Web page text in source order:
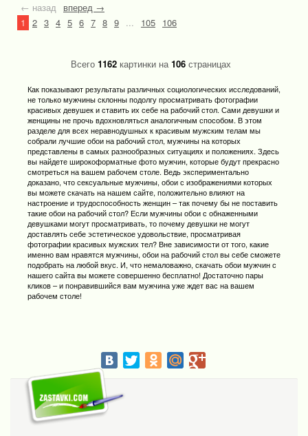
← назад вперед →
1
2 3 4 5 6 7 8 9 ... 105 106
Всего 1162картинки на106страницах
Как показывают результаты различных социологических исследований,
не только мужчины склонны подолгу просматривать фотографии
красивых девушек и ставить их себе на рабочий стол. Сами девушки и
женщины не прочь вдохновляться аналогичным способом. В этом
разделе для всех неравнодушных к красивым мужским телам мы
собрали лучшие обои на рабочий стол, мужчины на которых
представлены в самых разнообразных ситуациях и положениях. Здесь
вы найдете широкоформатные фото мужчин, которые будут прекрасно
смотреться на вашем рабочем столе. Ведь экспериментально
доказано, что сексуальные мужчины, обои с изображениями которых
вы можете скачать на нашем сайте, положительно влияют на
настроение и трудоспособность женщин – так почему бы не поставить
такие обои на рабочий стол? Если мужчины обои с обнаженными
девушками могут просматривать, то почему девушки не могут
доставлять себе эстетическое удовольствие, просматривая
фотографии красивых мужских тел? Вне зависимости от того, какие
именно вам нравятся мужчины, обои на рабочий стол вы себе сможете
подобрать на любой вкус. И, что немаловажно, скачать обои мужчин с
нашего сайта вы можете совершенно бесплатно! Достаточно пары
кликов – и понравившийся вам мужчина уже ждет вас на вашем
рабочем столе!